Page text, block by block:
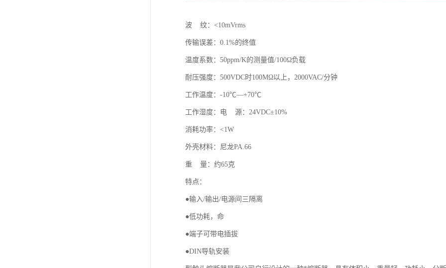
波 纹：<10mVrms
传输误差：0.1%的终值
温度系数：50ppm/K的测量值/100Ω负载
耐压强度：500VDC时100MΩ以上，2000VAC/分钟
工作温度：-10℃—+70℃
工作湿度： 电 源：24VDC±10%
消耗功率：<1W
外壳材料：尼龙PA.66
重 量：约65克
特点：
●输入/输出/电源间三隔离
●低功耗，命
●端子可带电插拔
●DIN导轨安装